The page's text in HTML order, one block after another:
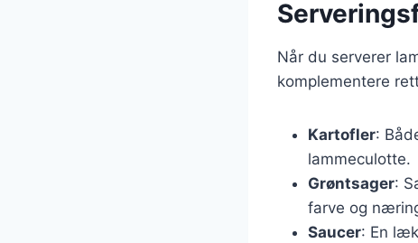
Når du serverer
komplementere
Kartofler:
lammeculotte.
Grøntsager:
farve og
Saucer: En